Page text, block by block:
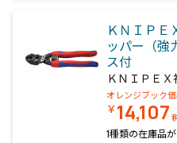
ＫＮＩＰ
ッパー（強
ス付
ＫＮＩＰＥＸ
オレンジブック
￥14,107
1種類の在庫品